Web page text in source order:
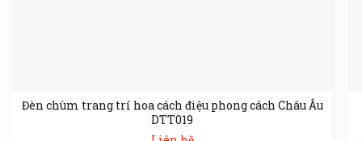
Đèn chùm trang trí hoa cách điệu phong cách Châu Âu
DTT019